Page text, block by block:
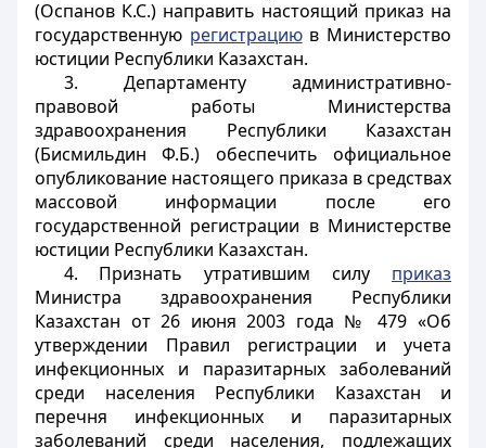
(Оспанов К.С.) направить настоящий приказ на
государственную регистрациюв Министерство
юстиции Республики Казахстан.
3. Департаменту административно-
правовой работы Министерства
здравоохранения Республики Казахстан
(Бисмильдин Ф.Б.) обеспечить официальное
опубликование настоящего приказа в средствах
массовой информации после его
государственной регистрации в Министерстве
юстиции Республики Казахстан.
4. Признать утратившим силу приказ
Министра здравоохранения Республики
Казахстан от 26 июня 2003 года № 479 «Об
утверждении Правил регистрации и учета
инфекционных и паразитарных заболеваний
среди населения Республики Казахстан и
перечня инфекционных и паразитарных
заболеваний среди населения, подлежащих